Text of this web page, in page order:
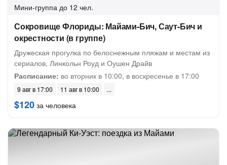
Мини-группа до 12 чел.
Сокровище Флориды: Майами-Бич, Саут-Бич и
окрестности (в группе)
Дружеская прогулка по белоснежным пляжам и местам из
сериалов, Линкольн Роуд и Оушен Драйв
Расписание: во вторник в 10:00, в воскресенье в 17:00
9 авг в 17:00 11 авг в 10:00
$120 за человека